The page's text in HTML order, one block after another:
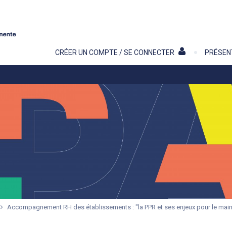
CRÉER UN COMPTE / SE CONNECTER
Accompagnement RH des établissements : "la PPR et ses enjeux pour le